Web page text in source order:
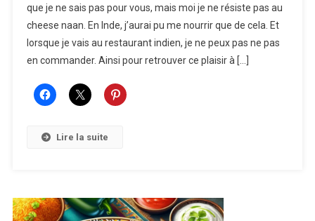
Du
Monde
:
que je ne sais pas pour vous, mais moi je ne résiste pas au
cheese naan. En Inde, j’aurai pu me nourrir que de cela. Et
lorsque je vais au restaurant indien, je ne peux pas ne pas
en commander. Ainsi pour retrouver ce plaisir à […]
Lire la suite